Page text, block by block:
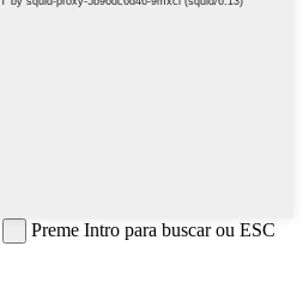
Preme Intro para buscar ou ESC